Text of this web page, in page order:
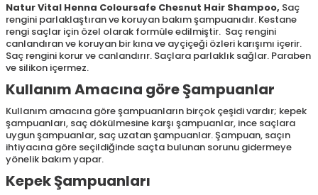
Natur Vital Henna Coloursafe Chesnut Hair Shampoo, Saç
rengini parlaklaştıran ve koruyan bakım şampuanıdır. Kestane
rengi saçlar için özel olarak formüle edilmiştir. Saç rengini
canlandıran ve koruyan bir kına ve ayçiçeği özleri karışımı içerir.
Saç rengini korur ve canlandırır. Saçlara parlaklık sağlar. Paraben
ve silikon içermez.
Kullanım Amacına göre Şampuanlar
Kullanım amacına göre şampuanların birçok çeşidi vardır; kepek
şampuanları, saç dökülmesine karşı şampuanlar, ince saçlara
uygun şampuanlar, saç uzatan şampuanlar. Şampuan, saçın
ihtiyacına göre seçildiğinde saçta bulunan sorunu gidermeye
yönelik bakım yapar.
Kepek Şampuanları